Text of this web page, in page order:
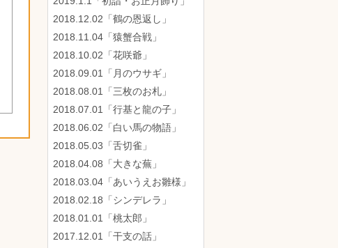
2018.12.02「鶴の恩返し」
2018.11.04「猿蟹合戦」
2018.10.02「花咲爺」
2018.09.01「月のウサギ」
2018.08.01「三枚のお札」
2018.07.01「行基と龍の子」
2018.06.02「白い馬の物語」
2018.05.03「舌切雀」
2018.04.08「大きな蕪」
2018.03.04「あいうえお雛様」
2018.02.18「シンデレラ」
2018.01.01「桃太郎」
2017.12.01「干支の話」